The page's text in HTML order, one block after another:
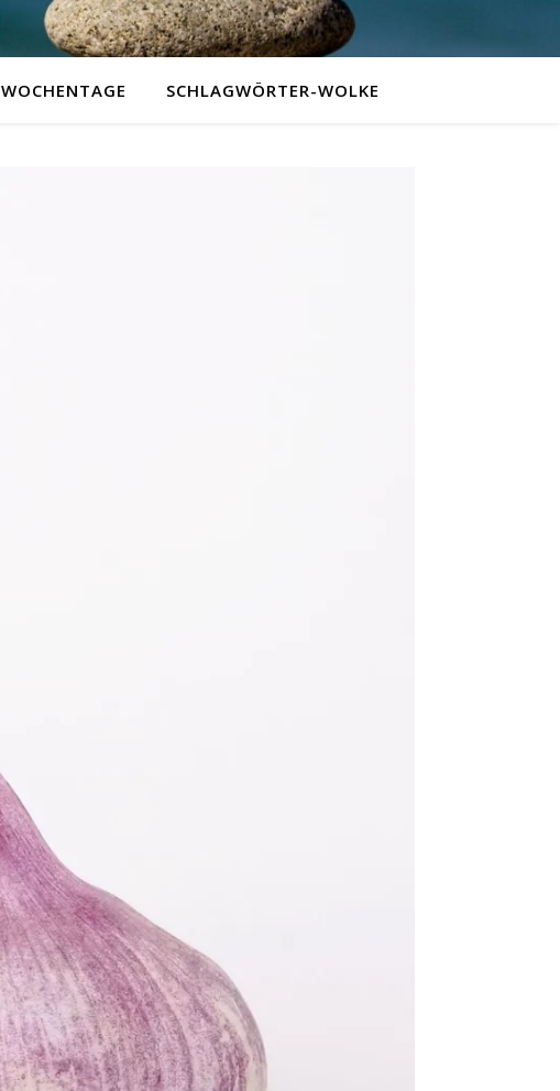
WOCHENTAGE SCHLAGWÖRTER-WOLKE